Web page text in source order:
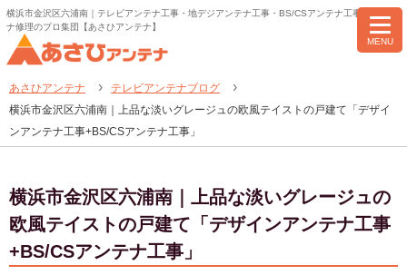
横浜市金沢区六浦南｜テレビアンテナ工事・地デジアンテナ工事・BS/CSアンテナ工事・アンテ
ナ修理のプロ集団【あさひアンテナ】
MENU
あさひアンテナ
テレビアンテナブログ
横浜市金沢区六浦南｜上品な淡いグレージュの欧風テイストの戸建て「デザイ
ンアンテナ工事+BS/CSアンテナ工事」
横浜市金沢区六浦南｜上品な淡いグレージュの
欧風テイストの戸建て「デザインアンテナ工事
+BS/CSアンテナ工事」